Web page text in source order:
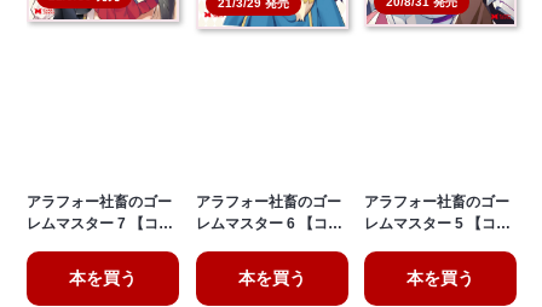
アラフォー社畜のゴー
レムマスター 7 【コ…
本を買う
21/3/29 発売
アラフォー社畜のゴー
レムマスター 6 【コ…
本を買う
アラフォー社畜のゴー
レムマスター 5 【コ…
本を買う